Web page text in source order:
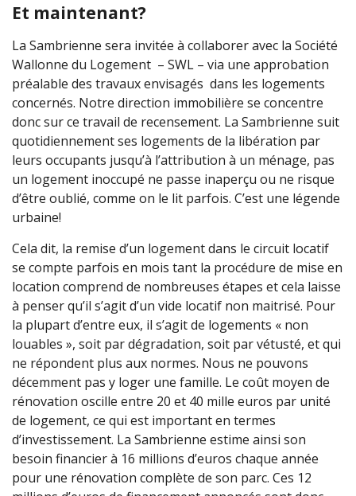
Et maintenant?
La Sambrienne sera invitée à collaborer avec la Société
Wallonne du Logement – SWL – via une approbation
préalable des travaux envisagés dans les logements
concernés. Notre direction immobilière se concentre
donc sur ce travail de recensement. La Sambrienne suit
quotidiennement ses logements de la libération par
leurs occupants jusqu’à l’attribution à un ménage, pas
un logement inoccupé ne passe inaperçu ou ne risque
d’être oublié, comme on le lit parfois. C’est une légende
urbaine!
Cela dit, la remise d’un logement dans le circuit locatif
se compte parfois en mois tant la procédure de mise en
location comprend de nombreuses étapes et cela laisse
à penser qu’il s’agit d’un vide locatif non maitrisé. Pour
la plupart d’entre eux, il s’agit de logements « non
louables », soit par dégradation, soit par vétusté, et qui
ne répondent plus aux normes. Nous ne pouvons
décemment pas y loger une famille. Le coût moyen de
rénovation oscille entre 20 et 40 mille euros par unité
de logement, ce qui est important en termes
d’investissement. La Sambrienne estime ainsi son
besoin financier à 16 millions d’euros chaque année
pour une rénovation complète de son parc. Ces 12